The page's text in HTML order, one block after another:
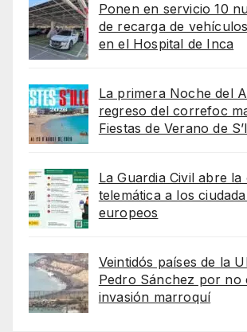
Ponen en servicio 10
de recarga de
en el Hospital de Inca
La primera Noche del
regreso del correfoc
Fiestas de Verano de
La Guardia Civil abre la
telemática a los
europeos
Veintidós países de la
Pedro Sánchez por no
invasión marroquí